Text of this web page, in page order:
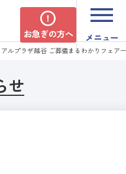
お急ぎの方へ メニュー
アルプラザ越谷 ご葬儀まるわかりフェア
せ